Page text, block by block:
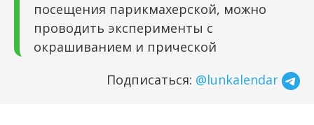
посещения парикмахерской, можно
проводить эксперименты с
окрашиванием и прической
Подписаться: @lunkalendar